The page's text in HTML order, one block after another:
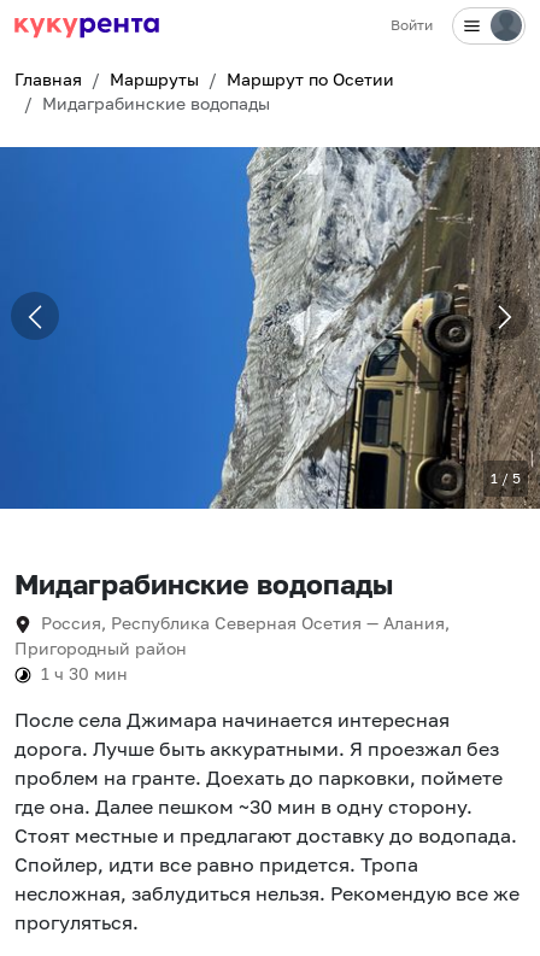
Войти
Главная Маршруты
Маршрут по Осетии
Мидаграбинские водопады
1/5
Мидаграбинские водопады
Россия, Республика Северная Осетия — Алания,
Пригородный район
1 ч 30 мин
После села Джимара начинается интересная
дорога. Лучше быть аккуратными. Я проезжал без
проблем на гранте. Доехать до парковки, поймете
где она. Далее пешком ~30 мин в одну сторону.
Стоят местные и предлагают доставку до водопада.
Спойлер, идти все равно придется. Тропа
несложная, заблудиться нельзя. Рекомендую все же
прогуляться.